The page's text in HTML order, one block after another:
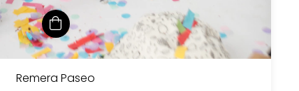
Remera Paseo